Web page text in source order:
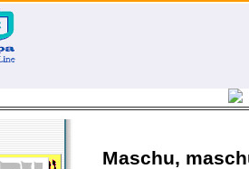
Maschu,